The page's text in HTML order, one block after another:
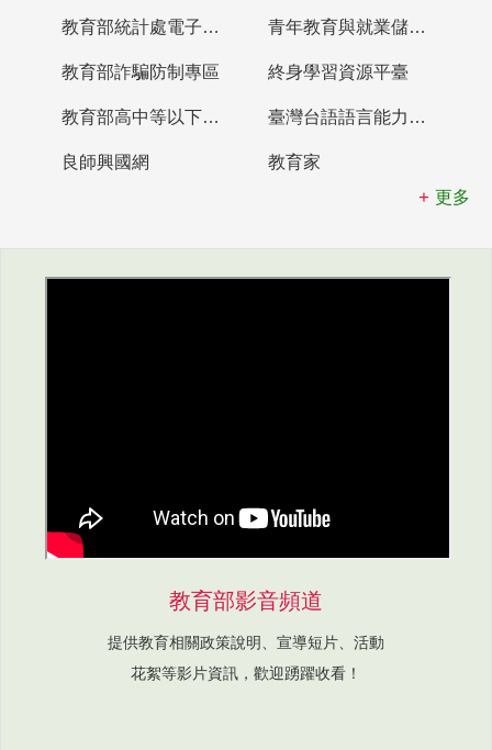
教育部統計處電子書櫃 青年教育與就業儲蓄帳戶
教育部詐騙防制專區 終身學習資源平臺
教育部高中等以下學校及幼兒園教師資格檢定考試 臺灣台語語言能力認證網站
良師興國網
教育家
更多
教育部影音頻道
提供教育相關政策說明、宣導短片、活動
花絮等影片資訊，歡迎踴躍收看！